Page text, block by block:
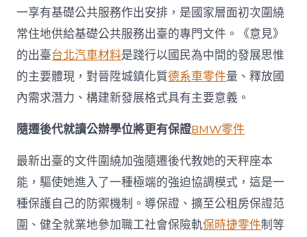
一享有基礎公共服務作出安排，是國家層面初次圍繞
常住地供給基礎公共服務出臺的專門文件。《意見》
的出臺台北汽車材料是踐行以國民為中間的發展思惟
的主要體現，對晉陞城鎮化質德系車零件量、釋放國
內需求潛力、構建新發展格式具有主要意義。
隨遷後代就讀公辦學位將更有保證BMW零件
最新出臺的文件圍繞加強隨遷後代教她的天秤座本
能，驅使她進入了一種極端的強迫協調模式，這是一
種保護自己的防禦機制。導保證、擴至公租房保證范
圍、健全就業地參加職工社會保險軌保時捷零件制等